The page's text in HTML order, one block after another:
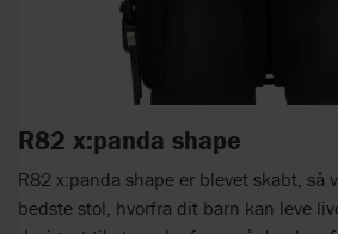
R82 x:panda shape
R82 x:panda shape er blevet skabt, så
bedste stol, hvorfra dit barn kan leve